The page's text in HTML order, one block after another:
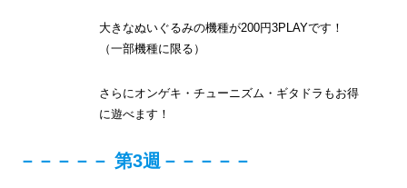
大きなぬいぐるみの機種が200円3PLAYです！
（一部機種に限る）
さらにオンゲキ・チューニズム・ギタドラもお得
に遊べます！
－－－－－ 第3週－－－－－